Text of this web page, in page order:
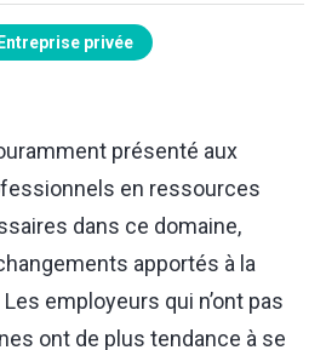
Entreprise privée
présenté aux
en ressources
dans ce domaine,
apportés à la
employeurs qui n’ont pas
ont de plus tendance à se